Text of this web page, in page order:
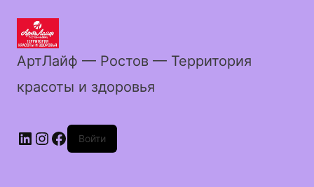
АртЛайф — Ростов — Территория
красоты и здоровья
LinkedIn
Instagram
Facebook
Войти